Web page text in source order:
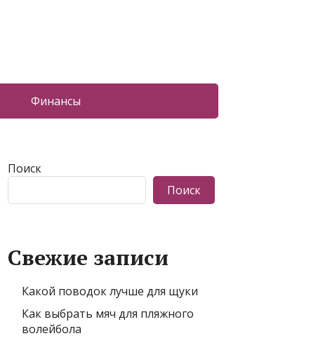
Финансы
Поиск
Поиск
Свежие записи
Какой поводок лучше для щуки
Как выбрать мяч для пляжного
волейбола